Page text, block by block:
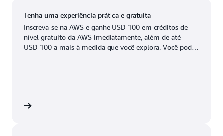
Oeste dos EUA (Oregon)
Available Em breve
Boston, Massachusetts
Chicago, Illinois
Denver, Colorado
Newark, Nova Jersey
Palo Alto, Califórnia
Phoenix, Arizona
Tenha uma experiência prática e gratuita
Inscreva-se na AWS e ganhe USD 100 em créditos de
nível gratuito da AWS imediatamente, além de até
USD 100 a mais à medida que você explora. Você pode